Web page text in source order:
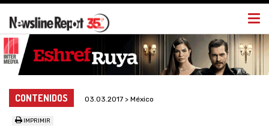
CONTENIDOS 03.03.2017 > México
IMPRIMIR